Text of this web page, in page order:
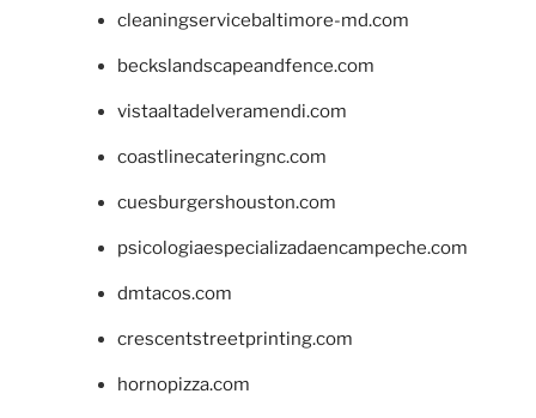
cleaningservicebaltimore-md.com
beckslandscapeandfence.com
vistaaltadelveramendi.com
coastlinecateringnc.com
cuesburgershouston.com
psicologiaespecializadaencampeche.com
dmtacos.com
crescentstreetprinting.com
hornopizza.com